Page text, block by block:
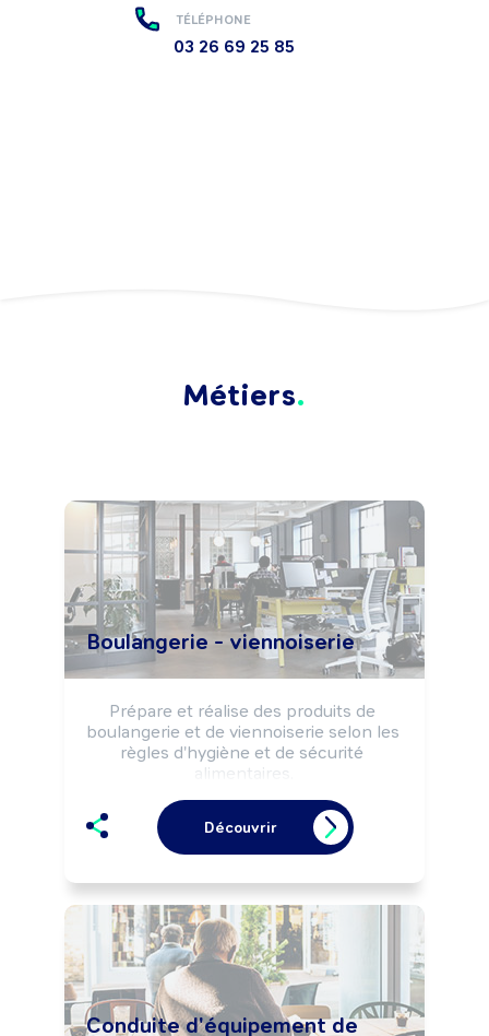
TÉLÉPHONE
03 26 69 25 85
Métiers
Boulangerie - viennoiserie
Prépare et réalise des produits de
boulangerie et de viennoiserie selon les
règles d'hygiène et de sécurité
alimentaires.
boulangerie, viennoiserie.
Peut gérer un commerce de détail
alimentaire (boulangerie, boulangerie-
Découvrir
Conduite d'équipement de